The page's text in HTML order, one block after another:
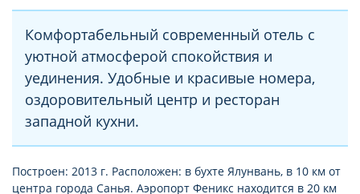
Комфортабельный современный отель с
уютной атмосферой спокойствия и
уединения. Удобные и красивые номера,
оздоровительный центр и ресторан
западной кухни.
Построен: 2013 г. Расположен: в бухте Ялунвань, в 10 км от
центра города Санья. Аэропорт Феникс находится в 20 км